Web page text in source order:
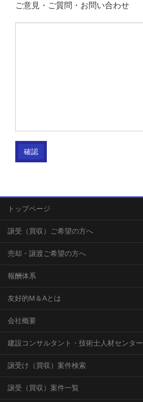
ご意見・ご質問・お問い合わせ
トップページ
譲受（買収）ご希望の方へ
売却・譲渡ご希望の方へ
報酬体系
友好的М＆Aとは
会社概要
建設コンサルタント・技術士人材センター
譲受け（買収）案件検索
譲受（買収）案件一覧